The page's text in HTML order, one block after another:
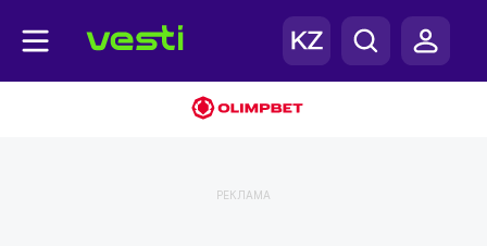
РЕКЛАМА